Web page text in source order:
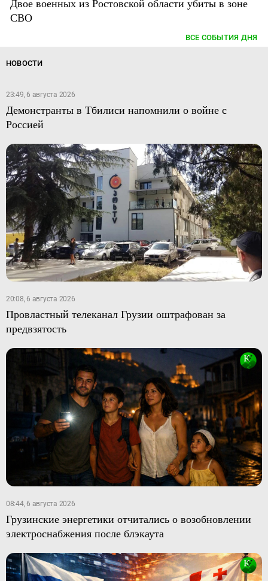
Двое военных из Ростовской области убиты в зоне
СВО
ВСЕ СОБЫТИЯ ДНЯ
НОВОСТИ
23:49, 6 августа 2026
Демонстранты в Тбилиси напомнили о войне с
Россией
20:08, 6 августа 2026
Провластный телеканал Грузии оштрафован за
предвзятость
08:44, 6 августа 2026
Грузинские энергетики отчитались о возобновлении
электроснабжения после блэкаута